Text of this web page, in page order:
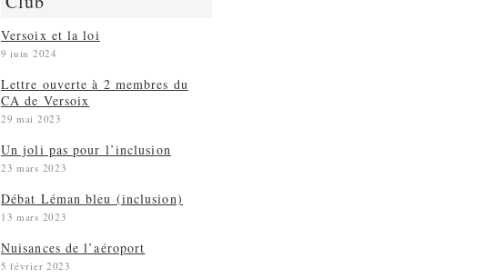
Versoix et la loi
9 juin 2024
Lettre ouverte à 2 membres du
CA de Versoix
29 mai 2023
Un joli pas pour l’inclusion
23 mars 2023
Débat Léman bleu (inclusion)
13 mars 2023
Nuisances de l’aéroport
5 février 2023